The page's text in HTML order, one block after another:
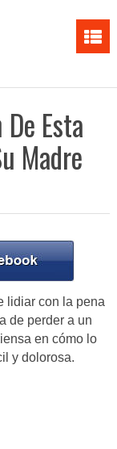
Esta
Madre
lidiar con la pena
de perder a un
en cómo lo
y dolorosa.